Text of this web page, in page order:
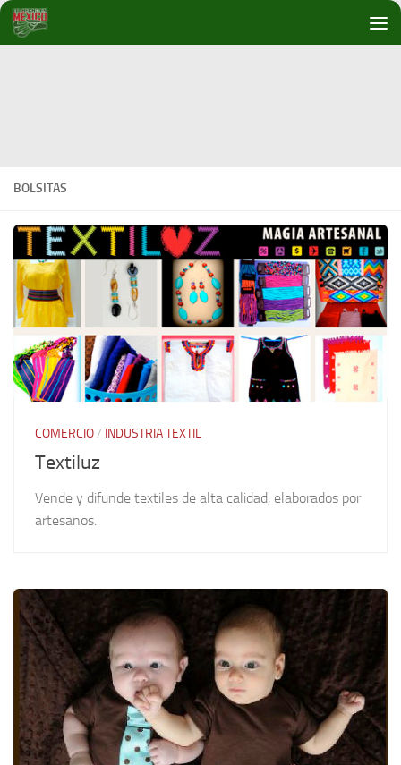
Debajo del contenido
BOLSITAS
COMERCIO/ INDUSTRIA TEXTIL
Textiluz
Vende y difunde textiles de alta calidad, elaborados por
artesanos.